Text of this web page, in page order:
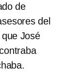
de
del
José